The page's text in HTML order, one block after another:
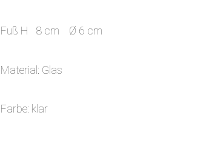
Fuß H 8 cm Ø 6 cm
Material: Glas
Farbe: klar